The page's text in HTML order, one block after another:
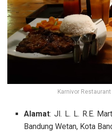
Karnivor
Alamat: Jl. L. L. R.E.
Bandung Wetan, Kota